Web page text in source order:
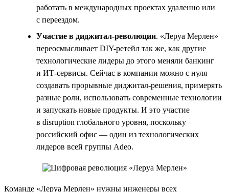
работать в международных проектах удаленно или
с переездом.
Участие в диджитал-революции. «Леруа Мерлен»
переосмысливает DIY-ретейл так же, как другие
технологические лидеры до этого меняли банкинг
и ИТ-сервисы. Сейчас в компании можно с нуля
создавать прорывные диджитал-решения, примерять
разные роли, использовать современные технологии
и запускать новые продукты. И это участие
в disruption глобального уровня, поскольку
российский офис — один из технологических
лидеров всей группы Adeo.
Команде «Леруа Мерлен» нужны инженеры всех